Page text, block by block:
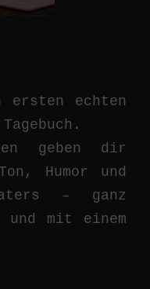
echten
geben dir
Humor und
– ganz
mit einem